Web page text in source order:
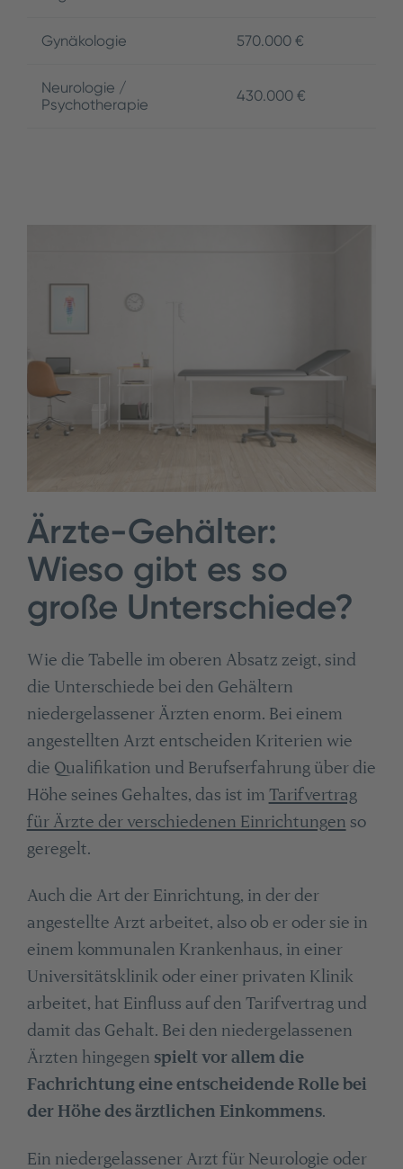
Gynäkologie 570.000 €
Neurologie /
Psychotherapie
430.000 €
Ärzte-Gehälter:
Wieso gibt es so
große Unterschiede?
Wie die Tabelle im oberen Absatz zeigt, sind
die Unterschiede bei den Gehältern
niedergelassener Ärzten enorm. Bei einem
angestellten Arzt entscheiden Kriterien wie
die Qualifikation und Berufserfahrung über die
Höhe seines Gehaltes, das ist im Tarifvertrag
für Ärzte der verschiedenen Einrichtungen so
geregelt.
Auch die Art der Einrichtung, in der der
angestellte Arzt arbeitet, also ob er oder sie in
einem kommunalen Krankenhaus, in einer
Universitätsklinik oder einer privaten Klinik
arbeitet, hat Einfluss auf den Tarifvertrag und
damit das Gehalt. Bei den niedergelassenen
Ärzten hingegen spielt vor allem die
Fachrichtung eine entscheidende Rolle bei
der Höhe des ärztlichen Einkommens.
Ein niedergelassener Arzt für Neurologie oder